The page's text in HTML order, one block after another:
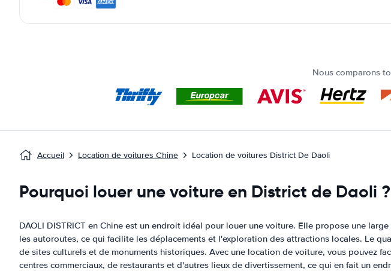
Nous comparons
Accueil Location de voitures Chine Location de voitures District De Daoli
Pourquoi louer une voiture en District de Daoli ?
DAOLI DISTRICT en Chine est un endroit idéal pour louer une voiture. Elle propose une
les autoroutes, ce qui facilite les déplacements et l'exploration des attractions locales. Le
de sites culturels et de monuments historiques. Avec une location de voiture, vous pouvez
centres commerciaux, de restaurants et d'autres lieux de divertissement, ce qui en fait un